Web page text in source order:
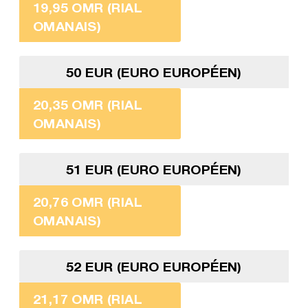
19,95 OMR (RIAL
OMANAIS)
50 EUR (EURO EUROPÉEN)
20,35 OMR (RIAL
OMANAIS)
51 EUR (EURO EUROPÉEN)
20,76 OMR (RIAL
OMANAIS)
52 EUR (EURO EUROPÉEN)
21,17 OMR (RIAL